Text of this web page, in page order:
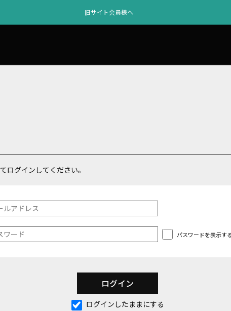
旧サイト会員様へ
ログインしてください。
パスワードを表示す
ログインしたままにする